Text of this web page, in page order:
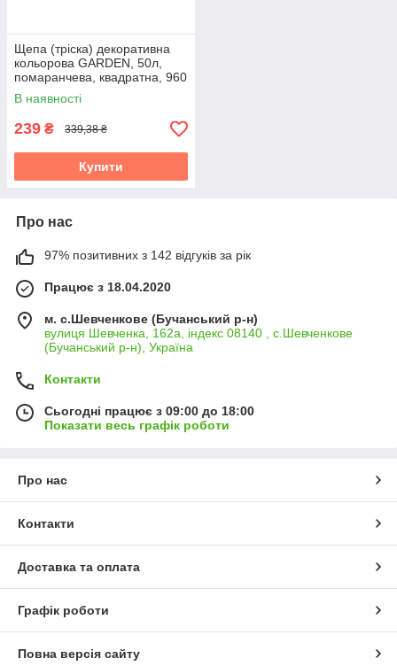
Щепа (тріска) декоративна
кольорова GARDEN, 50л,
помаранчева, квадратна, 960
В наявності
239 ₴ 339,38 ₴
Купити
Про нас
97% позитивних з 142 відгуків за рік
Працює з 18.04.2020
м. с.Шевченкове (Бучанський р-н)
вулиця Шевченка, 162а, індекс 08140 , с.Шевченкове
(Бучанський р-н), Україна
Контакти
Сьогодні працює з 09:00 до 18:00
Показати весь графік роботи
Про нас
Контакти
Доставка та оплата
Графік роботи
Повна версія сайту